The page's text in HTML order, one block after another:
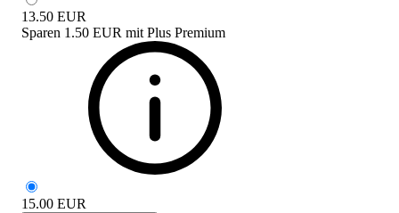
13.50 EUR
Sparen 1.50 EUR mit Plus Premium
15.00 EUR